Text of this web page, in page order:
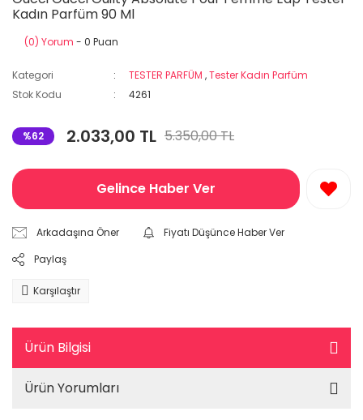
Kadın Parfüm 90 Ml
(0) Yorum - 0 Puan
Kategori TESTER PARFÜM ,Tester Kadın Parfüm
Stok Kodu
4261
%62 2.033,00 TL 5.350,00 TL
Gelince Haber Ver
Arkadaşına Öner
Fiyatı Düşünce Haber Ver
Paylaş
Karşılaştır
Ürün Bilgisi
Ürün Yorumları